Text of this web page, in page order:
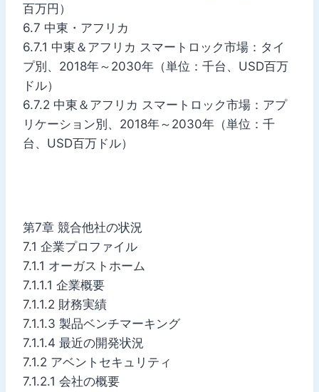
百万円）
6.7 中東・アフリカ
6.7.1 中東＆アフリカ スマートロック市場：タイ
プ別、2018年～2030年（単位：千台、USD百万
ドル）
6.7.2 中東＆アフリカ スマートロック市場：アプ
リケーション別、2018年～2030年（単位：千
台、USD百万ドル）
第7章 競合他社の状況
7.1 企業プロファイル
7.1.1 オーガストホーム
7.1.1.1 企業概要
7.1.1.2 財務実績
7.1.1.3 製品ベンチマーキング
7.1.1.4 最近の開発状況
7.1.2 アベントセキュリティ
7.1.2.1 会社の概要